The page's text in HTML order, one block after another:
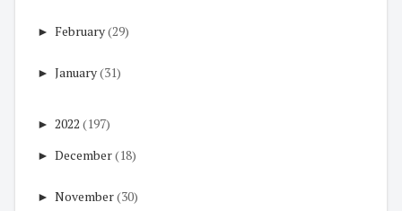
► February(29)
► January(31)
► 2022 (197)
► December(18)
► November(30)